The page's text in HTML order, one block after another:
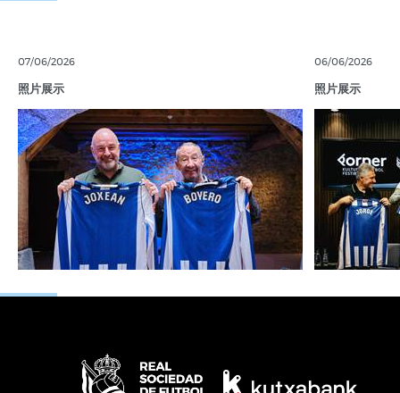
07/06/2026
照片展示
06/06/2026
照片展示